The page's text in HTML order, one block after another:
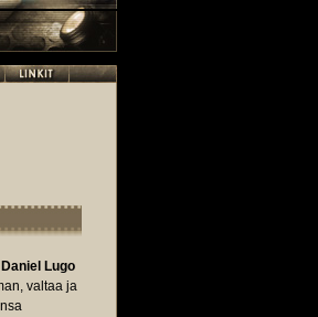
Daniel Lugo
valtaa ja